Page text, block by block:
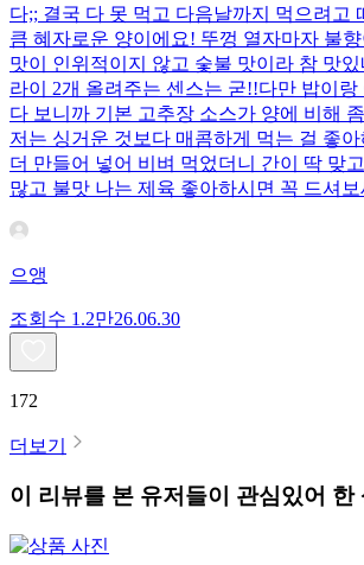
다;; 결국 다 못 먹고 다음날까지 먹으려고
큼 혜자로운 양이에요! 뚜껑 열자마자 불향
맛이 인위적이지 않고 숯불 맛이라 참 맛
라이 2개 올려주는 센스는 굳!! ​다만 밥이
다 보니까 기본 고추장 소스가 양에 비해
저는 싱거운 것보다 매콤하게 먹는 걸 좋
더 만들어 넣어 비벼 먹었더니 간이 딱 맞
많고 불맛 나는 제육 좋아하시면 꼭 드셔
으앵
조회수 1.2만26.06.30
172
더보기
이 리뷰를 본 유저들이 관심있어 한